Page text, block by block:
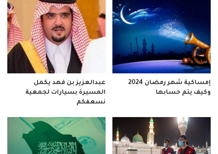
إمساكية شهر رمضان 2024
وكيف يتم حسابها
عبدالعزيز بن فهد يكمل
المسيرة بسيارات لجمعية
نسعفكم